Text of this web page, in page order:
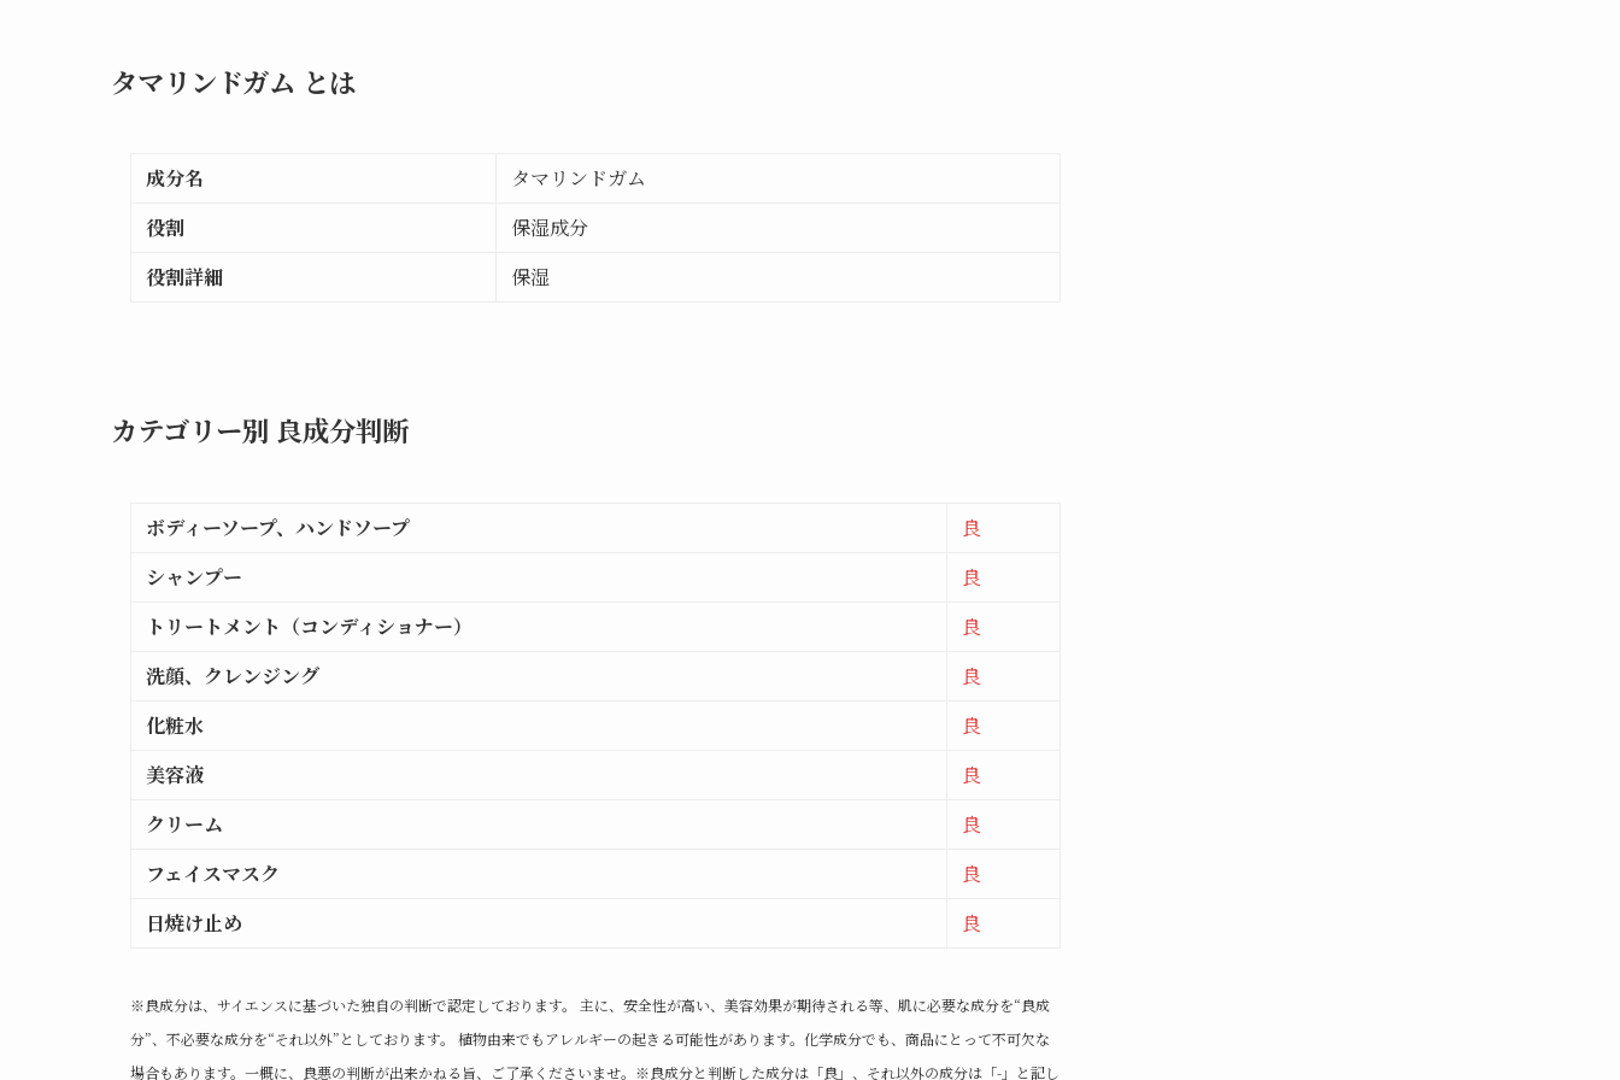
タマリンドガム とは
成分名
タマリンドガム
役割
保湿成分
役割詳細
保湿
カテゴリー別 良成分判断
ボディーソープ、ハンドソープ
良
シャンプー
良
トリートメント（コンディショナー）
良
洗顔、クレンジング
良
化粧水
良
美容液
良
クリーム
良
フェイスマスク
良
日焼け止め
良
※良成分は、サイエンスに基づいた独自の判断で認定しております。 主に、安全性が高い、美容効果が期待される等、肌に必要な成分を“良成
分”、不必要な成分を“それ以外”としております。 植物由来でもアレルギーの起きる可能性があります。化学成分でも、商品にとって不可欠な
場合もあります。一概に、良悪の判断が出来かねる旨、ご了承くださいませ。※良成分と判断した成分は「良」、それ以外の成分は「-」と記し